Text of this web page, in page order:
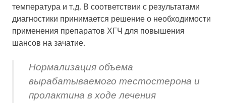
температура и т.д. В соответствии с результатами
диагностики принимается решение о необходимости
применения препаратов ХГЧ для повышения
шансов на зачатие.
Нормализация объема
вырабатываемого тестостерона и
пролактина в ходе лечения